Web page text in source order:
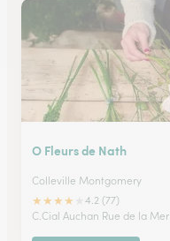
O Fleurs de Nath
Colleville Montgomery
★★★★
4.2 (77)
C.Cial Auchan Rue de la Mer